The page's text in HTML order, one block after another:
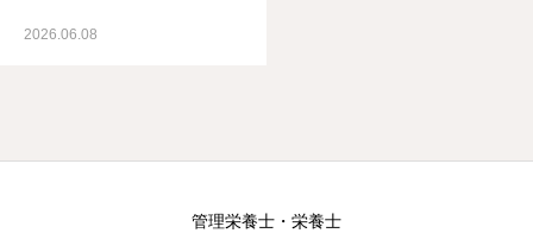
2026.06.08
管理栄養士・栄養士